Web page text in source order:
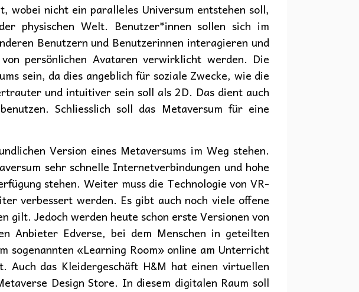
wobei nicht ein paralleles Universum entstehen soll,
physischen Welt. Benutzer*innen sollen sich im
Benutzern und Benutzerinnen interagieren und
persönlichen Avataren verwirklicht werden. Die
sein, da dies angeblich für soziale Zwecke, wie die
und intuitiver sein soll als 2D. Das dient auch
Schliesslich soll das Metaversum für eine
Version eines Metaversums im Weg stehen.
sehr schnelle Internetverbindungen und hohe
stehen. Weiter muss die Technologie von VR-
verbessert werden. Es gibt auch noch viele offene
gilt. Jedoch werden heute schon erste Versionen von
Anbieter Edverse, bei dem Menschen in geteilten
sogenannten «Learning Room» online am Unterricht
Auch das Kleidergeschäft H&M hat einen virtuellen
Design Store. In diesem digitalen Raum soll